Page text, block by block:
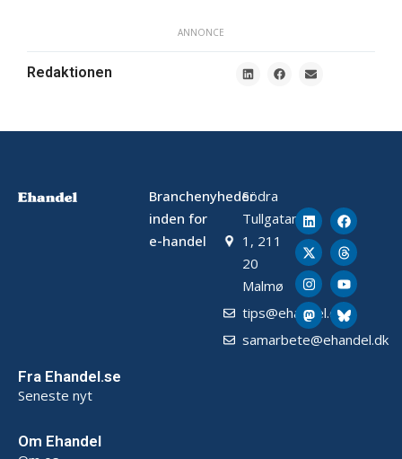
ANNONCE
Redaktionen
Branchenyheder
inden for
e-handel
Södra
Tullgatan
1, 211
20
Malmø
tips@ehandel.dk
samarbete@ehandel.dk
Fra Ehandel.se
Seneste nyt
Om Ehandel